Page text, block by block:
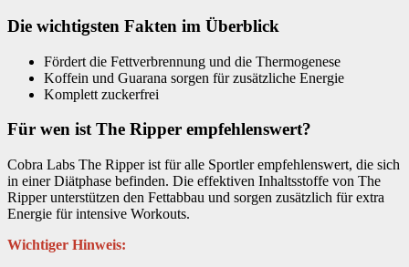
Die wichtigsten Fakten im Überblick
Fördert die Fettverbrennung und die Thermogenese
Koffein und Guarana sorgen für zusätzliche Energie
Komplett zuckerfrei
Für wen ist The Ripper empfehlenswert?
Cobra Labs The Ripper ist für alle Sportler empfehlenswert, die sich
in einer Diätphase befinden. Die effektiven Inhaltsstoffe von The
Ripper unterstützen den Fettabbau und sorgen zusätzlich für extra
Energie für intensive Workouts.
Wichtiger Hinweis: